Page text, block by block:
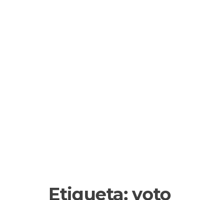
Etiqueta:voto